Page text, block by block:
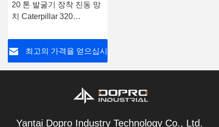
20 톤 발굴기 장착 진동 망
치 Caterpillar 320
DOOSAN HUNDAI210
최고의 가격을 얻으십시
Yantai Dopro Industry Technology Co., Ltd.